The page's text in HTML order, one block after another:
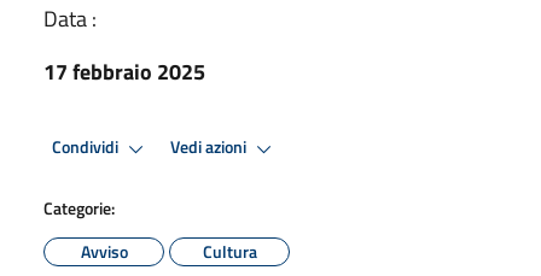
Data :
17 febbraio 2025
Condividi Vedi azioni
Categorie:
Avviso
Cultura